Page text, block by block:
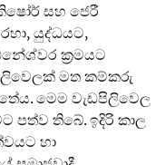
සහ ජෙරී
යුද්ධයට,
ක්‍රමයට
මත කම්කරු
මෙම වැඩපිලිවෙල
පත්ව තිබේ. ඉදිරි කාල
හා